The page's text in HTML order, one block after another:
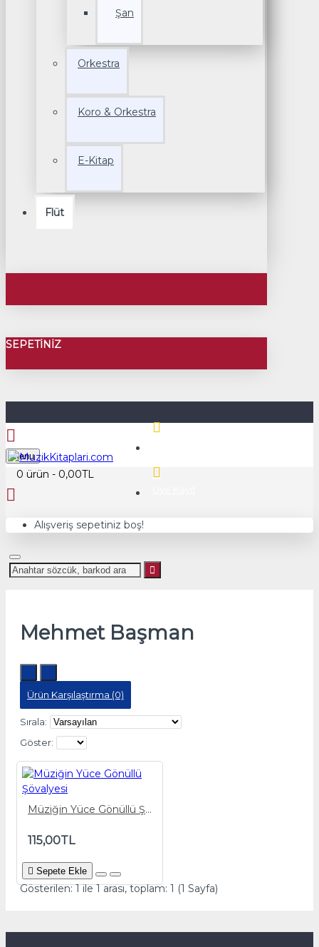
Şan
Orkestra
Koro & Orkestra
E-Kitap
Flüt
SEPETINIZ
Menu
0 ürün - 0,00TL
Alışveriş sepetiniz boş!
Mehmet Başman
Ürün Karşılaştırma (0)
Sırala:
Göster:
Müziğin Yüce Gönüllü Şövalyesi
115,00TL
Sepete Ekle
Gösterilen: 1 ile 1 arası, toplam: 1 (1 Sayfa)